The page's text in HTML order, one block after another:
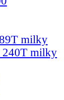
milky
milky